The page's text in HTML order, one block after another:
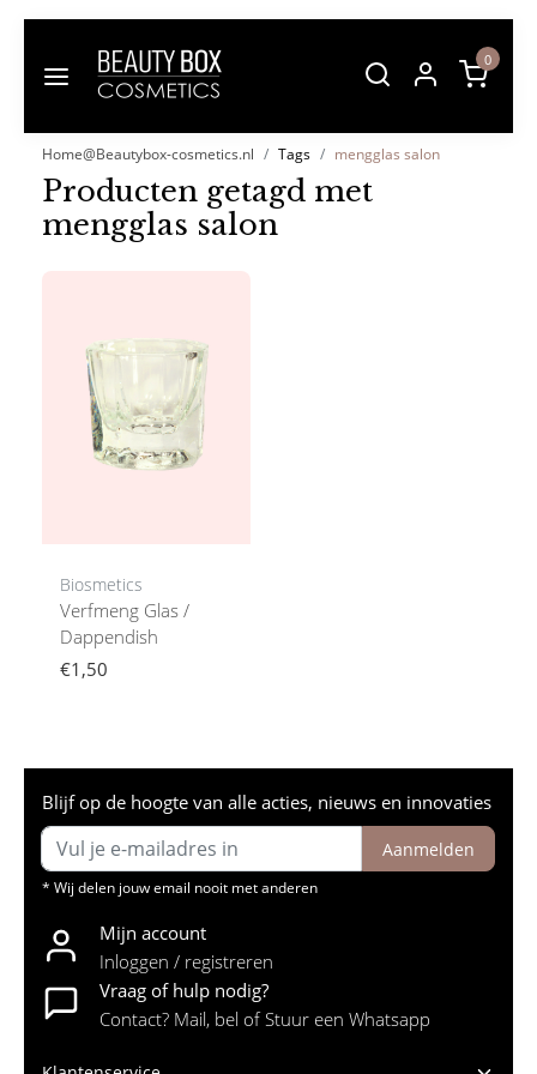
0
Home@Beautybox-cosmetics.nl Tags mengglas salon
Producten getagd met
mengglas salon
Biosmetics
Verfmeng Glas /
Dappendish
€1,50
Blijf op de hoogte van alle acties, nieuws en innovaties
Aanmelden
* Wij delen jouw email nooit met anderen
Mijn account
Inloggen / registreren
Vraag of hulp nodig?
Contact? Mail, bel of Stuur een Whatsapp